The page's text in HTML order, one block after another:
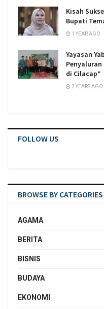
Kisah
Bupati
1 YEAR AGO
Yayasan
Penyaluran
di Cilacap*
2 YEARS AGO
FOLLOW US
BROWSE BY CATEGORIES
AGAMA
BERITA
BISNIS
BUDAYA
EKONOMI